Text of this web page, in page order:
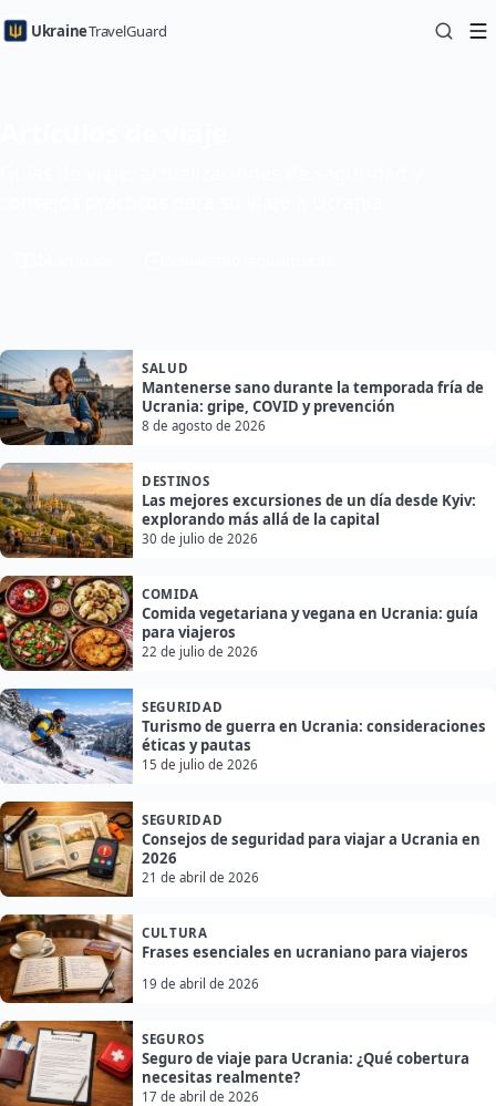
UkraineTravelGuard
SALUD
Mantenerse sano durante la temporada fría de
Ucrania: gripe, COVID y prevención
8 de agosto de 2026
DESTINOS
Las mejores excursiones de un día desde Kyiv:
explorando más allá de la capital
30 de julio de 2026
COMIDA
Comida vegetariana y vegana en Ucrania: guía
para viajeros
22 de julio de 2026
SEGURIDAD
Turismo de guerra en Ucrania: consideraciones
éticas y pautas
15 de julio de 2026
SEGURIDAD
Consejos de seguridad para viajar a Ucrania en
2026
21 de abril de 2026
CULTURA
Frases esenciales en ucraniano para viajeros
19 de abril de 2026
SEGUROS
Seguro de viaje para Ucrania: ¿Qué cobertura
necesitas realmente?
17 de abril de 2026